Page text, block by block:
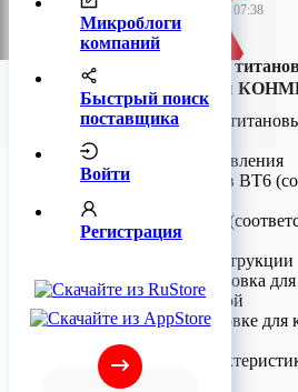
Микроблоги
компаний
Быстрый поиск
поставщика
Войти
Регистрация
27 августа 2025 07:38
Ортодонтические
миниимплантаты
Ортодонтические
КОНМЕТ
Материалы изготовления
• Титановый сплав ВТ6
19807)
• Сплав Ti6Al7Nb
ASTM F 1295-05)
Особенности конструкции
• Цветовая маркировка
конуса под шляпкой
• Отверстие в головке для
(диаметр 0.7 мм)
Технические
Диаметры: